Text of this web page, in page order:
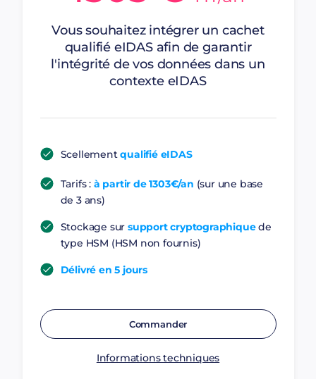
Vous souhaitez intégrer un cachet
qualifié eIDAS afin de garantir
l'intégrité de vos données dans un
contexte eIDAS
Scellementqualifié eIDAS
Tarifs : à partir de 1303€/an (sur une base
de 3 ans)
Stockage sur support cryptographiquede
type HSM (HSM non fournis)
Délivré en 5 jours
Commander
Informations techniques